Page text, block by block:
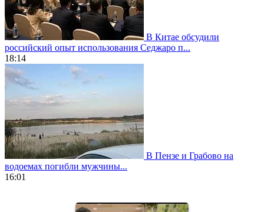
В Китае обсудили
российский опыт использования Седжаро п...
18:14
В Пензе и Грабово на
водоемах погибли мужчины...
16:01